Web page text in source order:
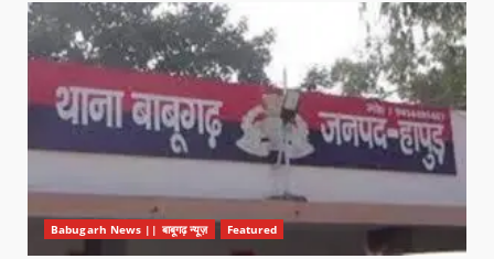
Babugarh News || बाबूगढ़ न्यूज़ Featured